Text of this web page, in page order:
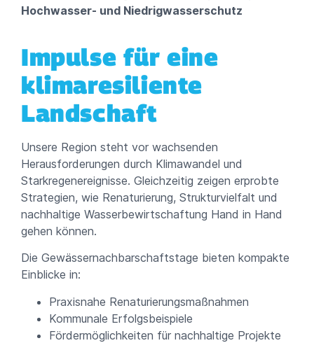
Hochwasser- und Niedrigwasserschutz
Impulse für eine
klimaresiliente
Landschaft
Unsere Region steht vor wachsenden
Herausforderungen durch Klimawandel und
Starkregenereignisse. Gleichzeitig zeigen erprobte
Strategien, wie Renaturierung, Strukturvielfalt und
nachhaltige Wasserbewirtschaftung Hand in Hand
gehen können.
Die Gewässernachbarschaftstage bieten kompakte
Einblicke in:
Praxisnahe Renaturierungsmaßnahmen
Kommunale Erfolgsbeispiele
Fördermöglichkeiten für nachhaltige Projekte